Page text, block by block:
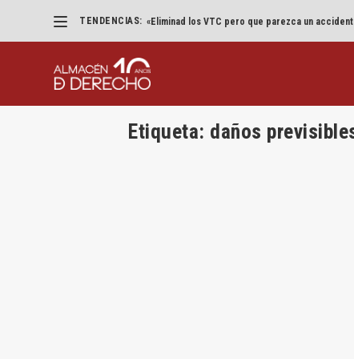
TENDENCIAS: «Eliminad los VTC pero que parezca un
Etiqueta: daños